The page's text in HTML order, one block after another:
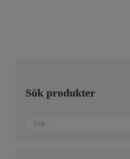
Sök produkter